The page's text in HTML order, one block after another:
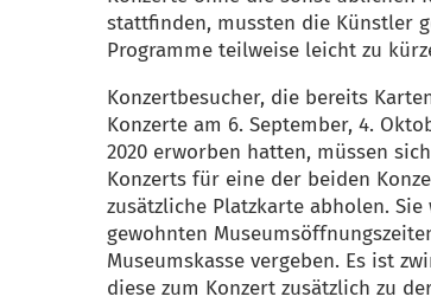
stattfinden, mussten die Künstler
Programme teilweise leicht zu
Konzertbesucher, die bereits
Konzerte am 6. September, 4.
2020 erworben hatten, müssen
Konzerts für eine der beiden
zusätzliche Platzkarte abholen. Sie
gewohnten
Museumskasse vergeben. Es ist
diese zum Konzert zusätzlich zu